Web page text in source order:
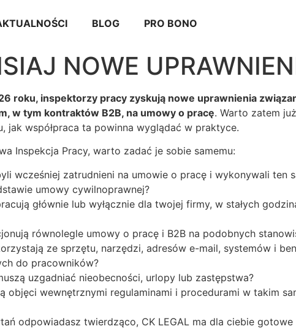
BLOG PRO BONO
NOWE
roku, inspektorzy pracy zyskują nowe uprawnienia
w tym kontraktów B2B, na umowy o pracę. Warto zatem
jak współpraca ta powinna wyglądać w praktyce.
Inspekcja Pracy, warto zadać je sobie samemu:
wcześniej zatrudnieni na umowie o pracę i wykonywali ten
umowy cywilnoprawnej?
głównie lub wyłącznie dla twojej firmy, w stałych
równolegle umowy o pracę i B2B na podobnych
ze sprzętu, narzędzi, adresów e-mail, systemów i
do pracowników?
uzgadniać nieobecności, urlopy lub zastępstwa?
objęci wewnętrznymi regulaminami i procedurami w takim
odpowiadasz twierdząco, CK LEGAL ma dla ciebie